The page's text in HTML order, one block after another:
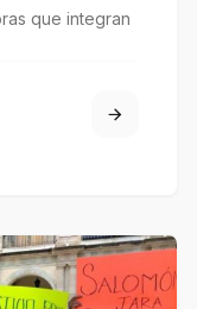
que integran